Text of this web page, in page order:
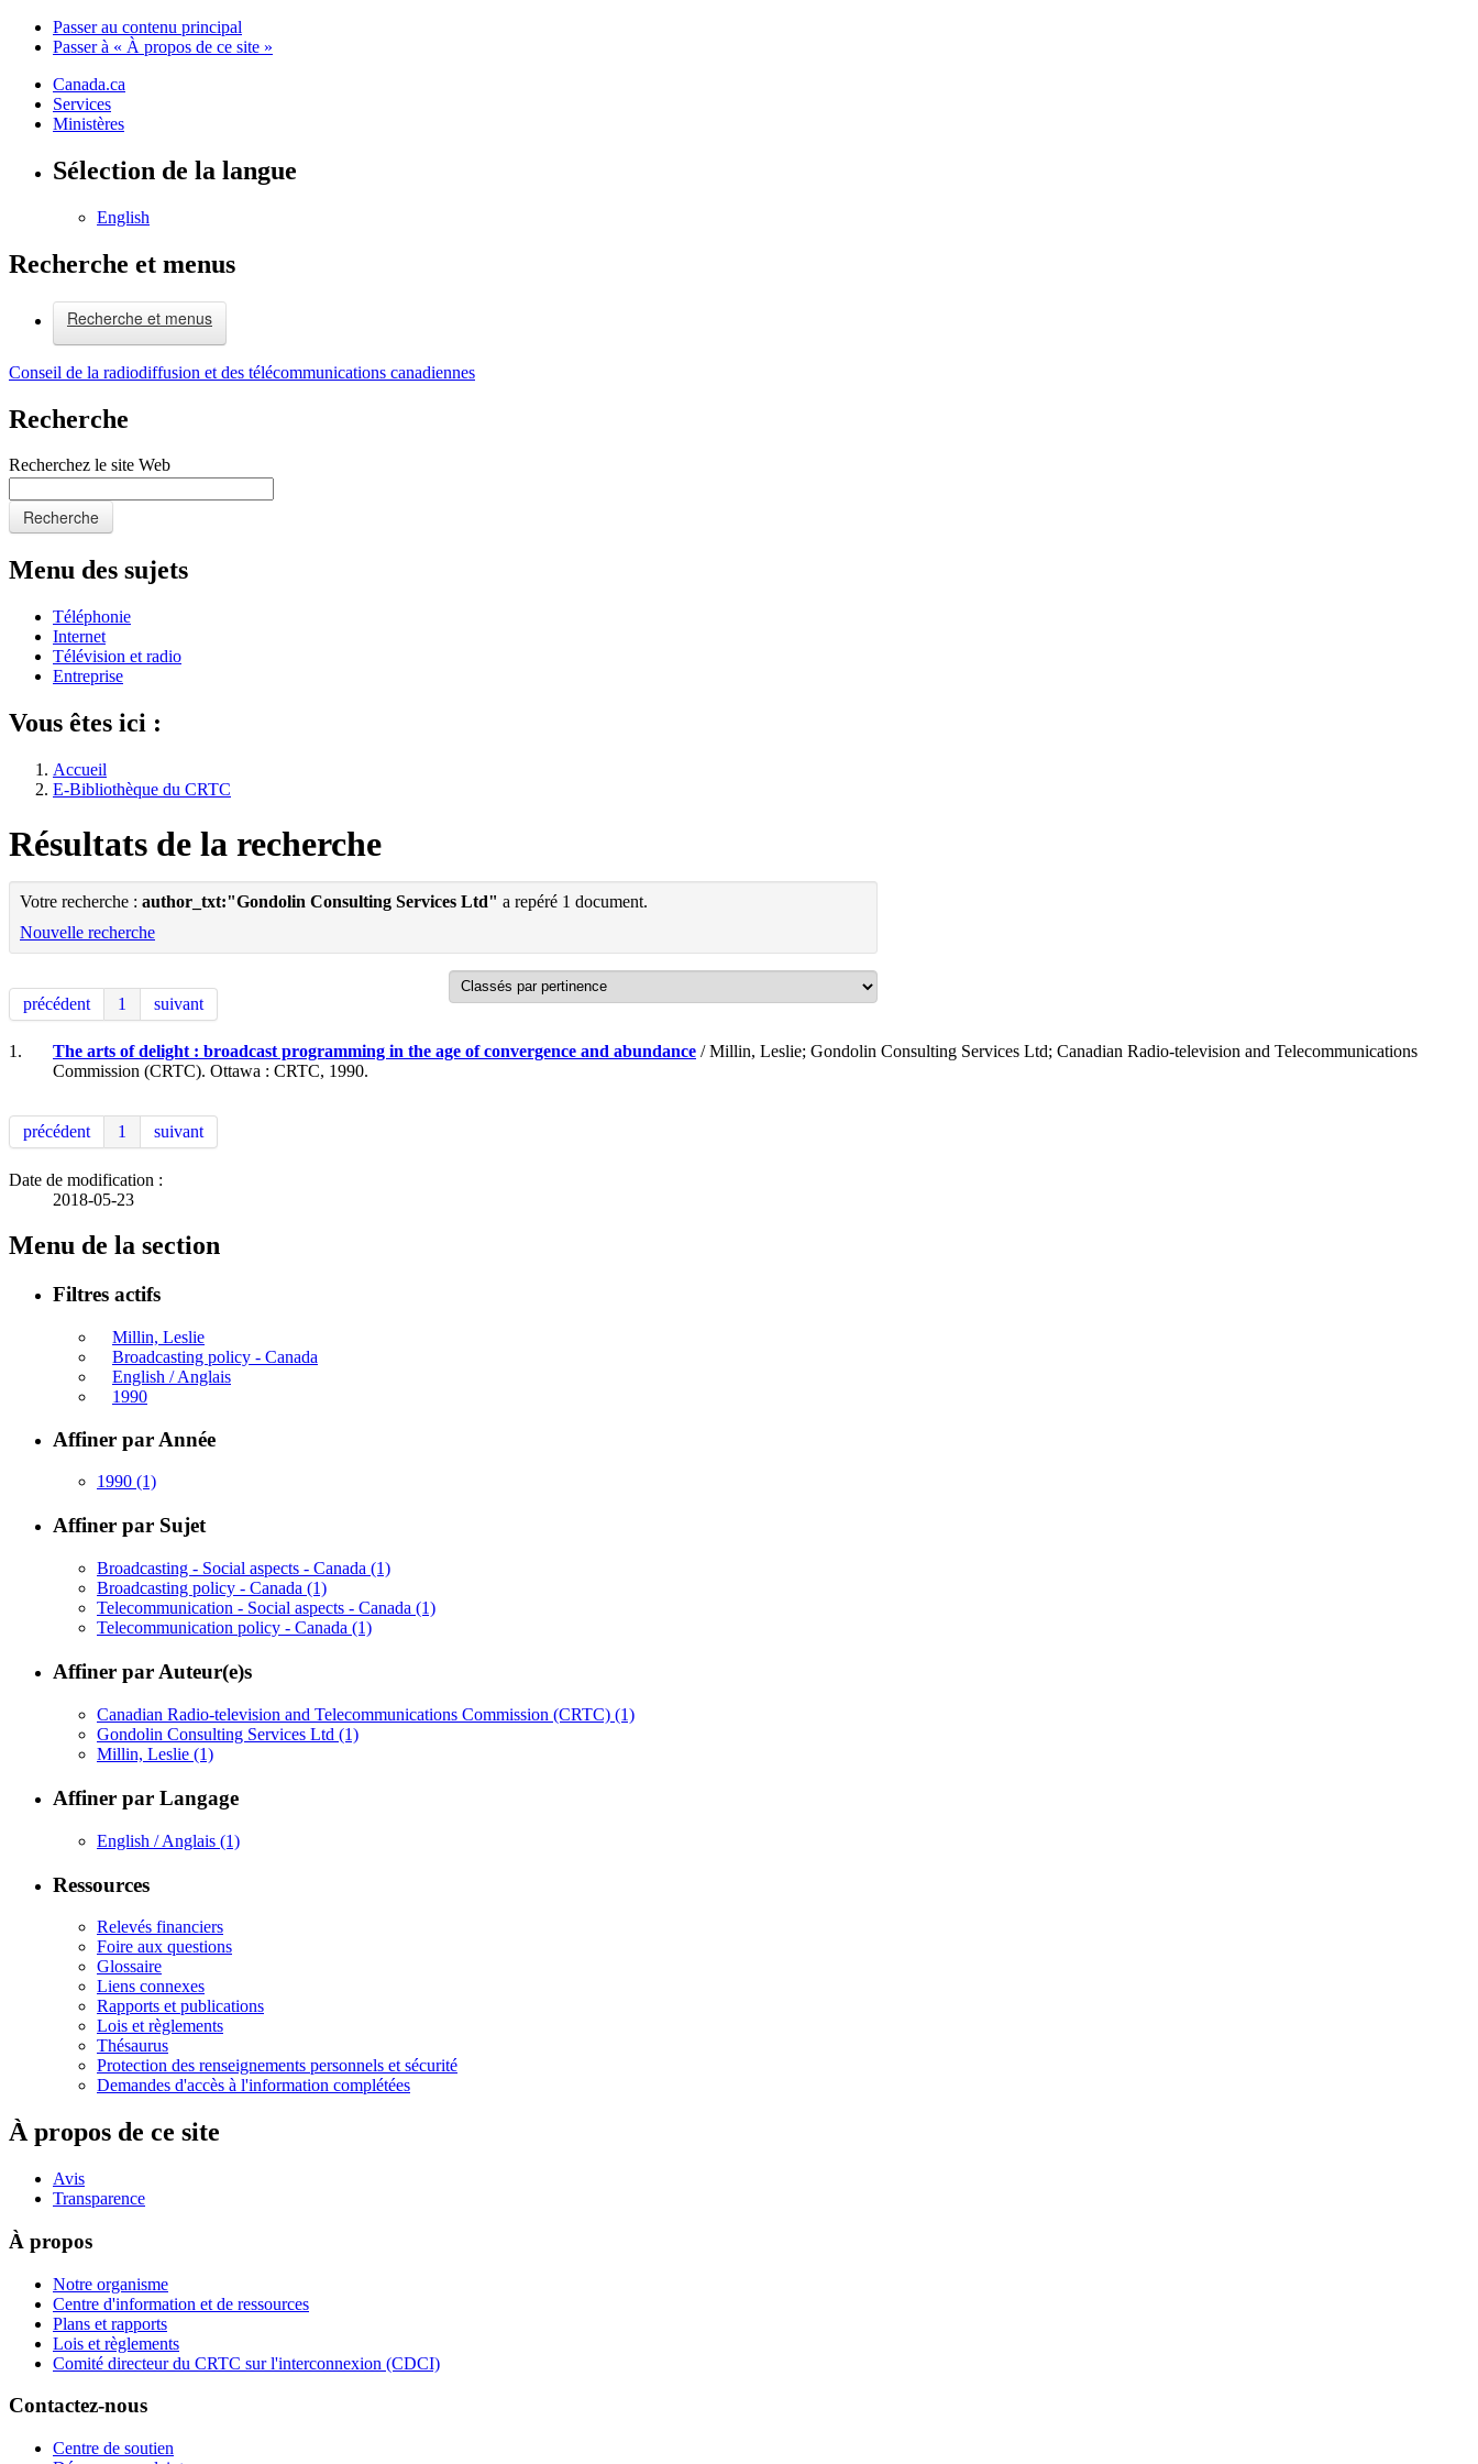
Passer au contenu principal
Passer à « À propos de ce site »
Canada.ca
Services
Ministères
Sélection de la langue
English
Recherche et menus
Recherche et menus
Conseil de la radiodiffusion et des télécommunications canadiennes
Recherche
Recherchez le site Web
Recherche
Menu des sujets
Téléphonie
Internet
Télévision et radio
Entreprise
Vous êtes ici :
Accueil
E-Bibliothèque du CRTC
Résultats de la recherche
Votre recherche : author_txt:"Gondolin Consulting Services Ltd" a repéré 1 document.
Nouvelle recherche
précédent 1 suivant
1. The arts of delight : broadcast programming in the age of convergence and abundance / Millin, Leslie; Gondolin Consulting Services Ltd; Canadian Radio-television and Telecommunications
Commission (CRTC). Ottawa : CRTC, 1990.
précédent 1 suivant
Date de modification :
2018-05-23
Menu de la section
Filtres actifs
Millin, Leslie
Broadcasting policy - Canada
English / Anglais
1990
Affiner par Année
1990 (1)
Affiner par Sujet
Broadcasting - Social aspects - Canada (1)
Broadcasting policy - Canada (1)
Telecommunication - Social aspects - Canada (1)
Telecommunication policy - Canada (1)
Affiner par Auteur(e)s
Canadian Radio-television and Telecommunications Commission (CRTC) (1)
Gondolin Consulting Services Ltd (1)
Millin, Leslie (1)
Affiner par Langage
English / Anglais (1)
Ressources
Relevés financiers
Foire aux questions
Glossaire
Liens connexes
Rapports et publications
Lois et règlements
Thésaurus
Protection des renseignements personnels et sécurité
Demandes d'accès à l'information complétées
À propos de ce site
Avis
Transparence
À propos
Notre organisme
Centre d'information et de ressources
Plans et rapports
Lois et règlements
Comité directeur du CRTC sur l'interconnexion (CDCI)
Contactez-nous
Centre de soutien